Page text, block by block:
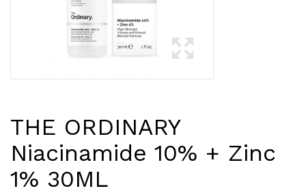
THE ORDINARY
Niacinamide 10% + Zinc
1% 30ML